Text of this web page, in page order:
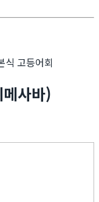
식 고등어회
사바)